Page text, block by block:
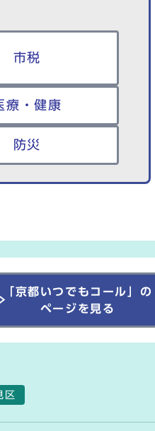
市税
療・健康
防災
「京都いつでもコール」の
ページを見る
区